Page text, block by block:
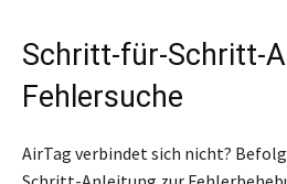
Schritt-für-Schritt-
Fehlersuche
AirTag verbindet sich nicht?